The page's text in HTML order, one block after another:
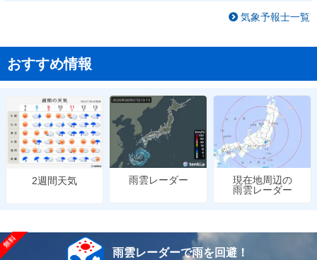
気象予報士一覧
おすすめ情報
2週間天気 雨雲レーダー
現在地周辺の
雨雲レーダー
雨雲レーダーで雨を回避！